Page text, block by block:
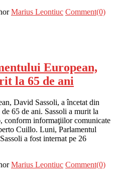
Marius Leontiuc Comment(0)
European,
la 65 de ani
David Sassoli, a încetat din
65 de ani. Sassoli a murit la
conform informaţiilor comunicate
Cuillo. Luni, Parlamentul
a fost internat pe 26
Marius Leontiuc Comment(0)